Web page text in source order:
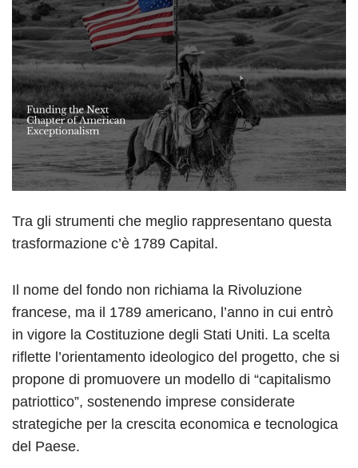
Tra gli strumenti che meglio rappresentano questa
trasformazione c’è 1789 Capital.
Il nome del fondo non richiama la Rivoluzione
francese, ma il 1789 americano, l’anno in cui entrò
in vigore la Costituzione degli Stati Uniti. La scelta
riflette l’orientamento ideologico del progetto, che si
propone di promuovere un modello di “capitalismo
patriottico”, sostenendo imprese considerate
strategiche per la crescita economica e tecnologica
del Paese.